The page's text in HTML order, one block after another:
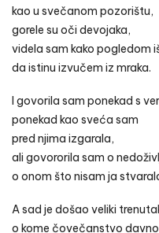
kao u svečanom pozorištu,
gorele su oči devojaka,
videla sam kako pogledom
da istinu izvučem iz mraka.
I govorila sam ponekad s
ponekad kao sveća sam
pred njima izgarala,
ali govororila sam o
o onom što nisam ja
A sad je došao veliki
o kome čovečanstvo